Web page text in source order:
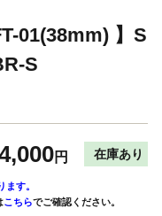
01(38mm) 】S
S
円 在庫あり
ます。
こちらでご確認ください。